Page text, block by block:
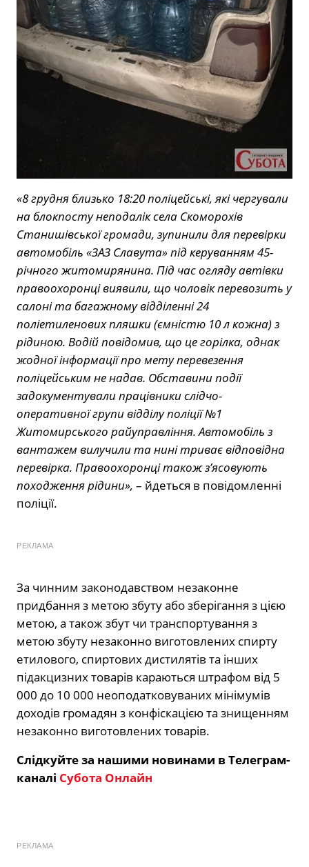
«8 грудня близько 18:20 поліцейські, які чергували
на блокпосту неподалік села Скоморохів
Станишівської громади, зупинили для перевірки
автомобіль «ЗАЗ Славута» під керуванням 45-
річного житомирянина. Під час огляду автівки
правоохоронці виявили, що чоловік перевозить у
салоні та багажному відділенні 24
поліетиленових пляшки (ємністю 10 л кожна) з
рідиною. Водій повідомив, що це горілка, однак
жодної інформації про мету перевезення
поліцейським не надав. Обставини події
задокументували працівники слідчо-
оперативної групи відділу поліції №1
Житомирського райуправління. Автомобіль з
вантажем вилучили та нині триває відповідна
перевірка. Правоохоронці також з’ясовують
походження рідини», – йдеться в повідомленні
поліції.
РЕКЛАМА
За чинним законодавством незаконне
придбання з метою збуту або зберігання з цією
метою, а також збут чи транспортування з
метою збуту незаконно виготовлених спирту
етилового, спиртових дистилятів та інших
підакцизних товарів караються штрафом від 5
000 до 10 000 неоподатковуваних мінімумів
доходів громадян з конфіскацією та знищенням
незаконно виготовлених товарів.
Слідкуйте за нашими новинами в Телеграм-
каналі Субота Онлайн
РЕКЛАМА